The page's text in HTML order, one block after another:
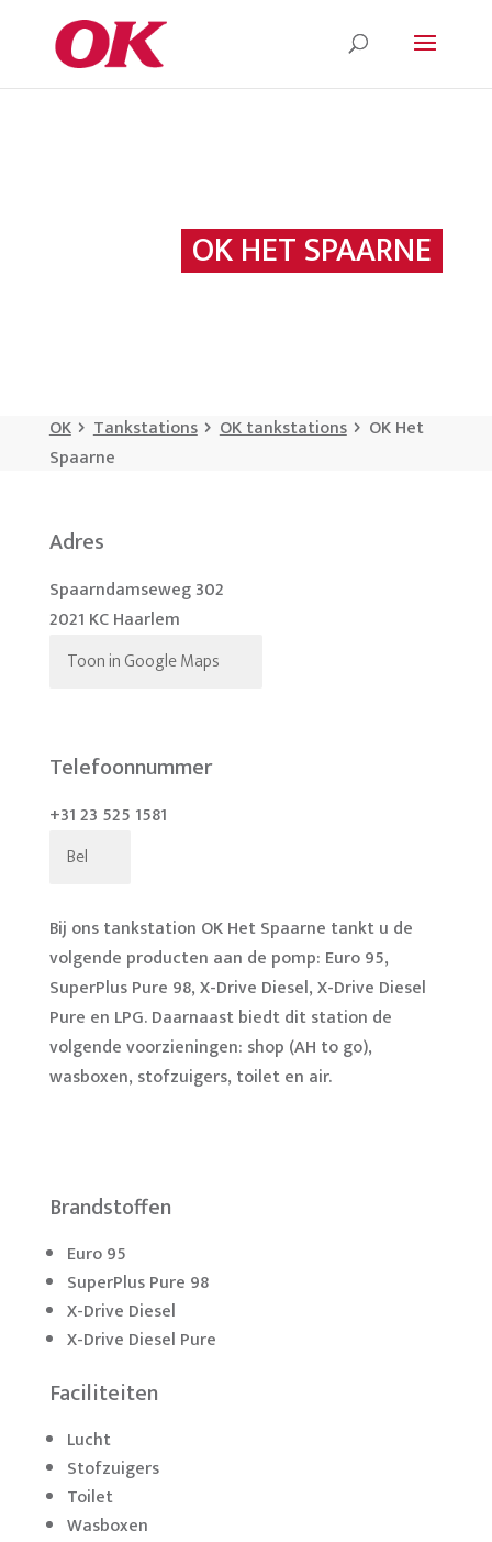
OK HET SPAARNE
OK Tankstations OK tankstations
OK Het
Spaarne
Adres
Spaarndamseweg 302
2021 KC Haarlem
Toon in Google Maps
Telefoonnummer
+31 23 525 1581
Bel
Bij ons tankstation OK Het Spaarne tankt u de
volgende producten aan de pomp: Euro 95,
SuperPlus Pure 98, X-Drive Diesel, X-Drive Diesel
Pure en LPG. Daarnaast biedt dit station de
volgende voorzieningen: shop (AH to go),
wasboxen, stofzuigers, toilet en air.
Brandstoffen
Euro 95
SuperPlus Pure 98
X-Drive Diesel
X-Drive Diesel Pure
Faciliteiten
Lucht
Stofzuigers
Toilet
Wasboxen